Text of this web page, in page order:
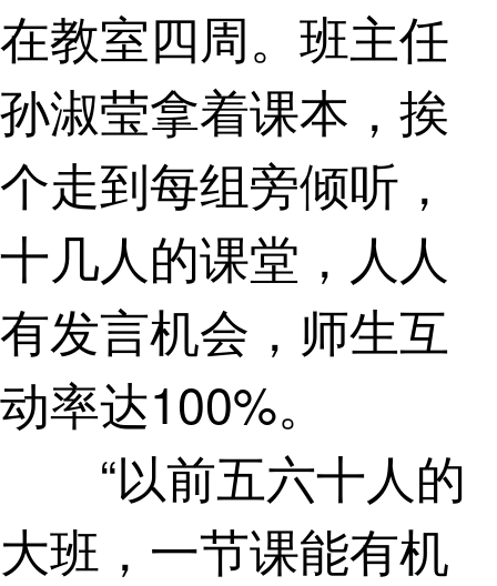
在教室四周。班主任
孙淑莹拿着课本，挨
个走到每组旁倾听，
十几人的课堂，人人
有发言机会，师生互
动率达100%。
“以前五六十人的
大班，一节课能有机